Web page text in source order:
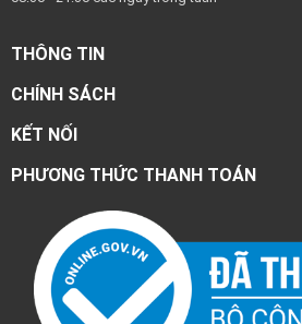
THÔNG TIN
CHÍNH SÁCH
KẾT NỐI
PHƯƠNG THỨC THANH TOÁN